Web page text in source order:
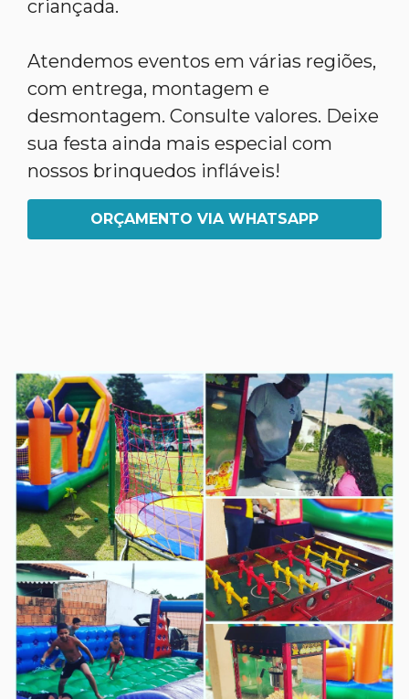
criançada.
Atendemos eventos em várias regiões,
com entrega, montagem e
desmontagem. Consulte valores. Deixe
sua festa ainda mais especial com
nossos brinquedos infláveis!
ORÇAMENTO VIA WHATSAPP